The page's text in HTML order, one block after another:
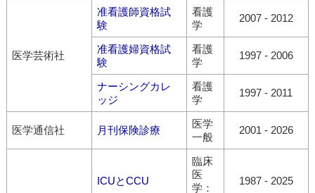
医学芸術社
准看護師資格試
験
看護
学
2007- 2012
准看護婦資格試
験
看護
学
1997- 2006
ナーシングカレ
ッジ
看護
学
1997 - 2011
医学通信社 月刊保険診療
医学
一般
2001 - 2026
ICUとCCU
臨床
医
学：
1987- 2025